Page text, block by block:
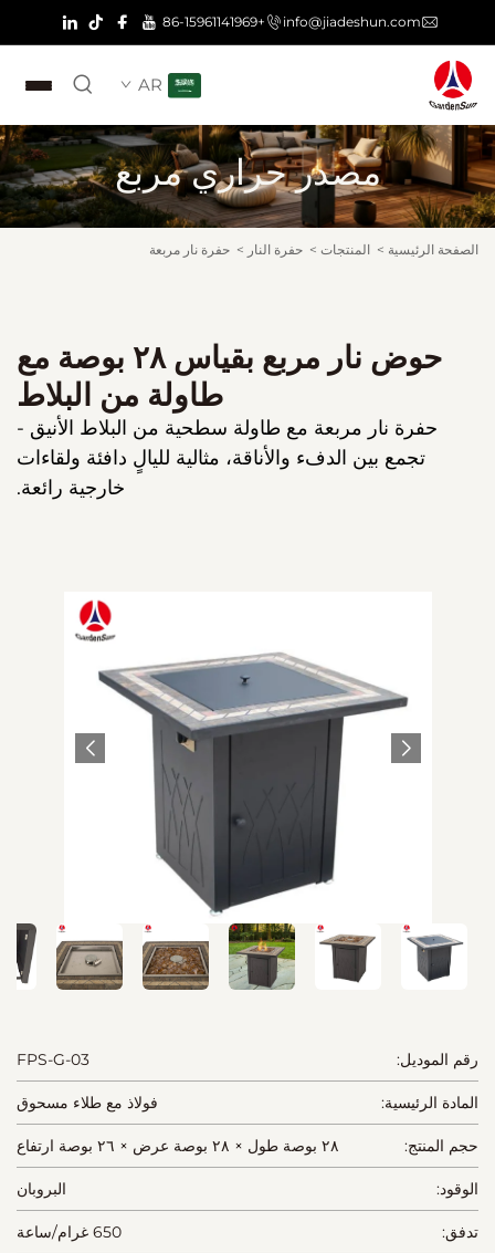
info@jiadeshun.com
+86-15961141969
AR
مصدر حراري مربع
الصفحة الرئيسية > المنتجات > حفرة النار > حفرة نار مربعة
حوض نار مربع بقياس ٢٨ بوصة مع
طاولة من البلاط
حفرة نار مربعة مع طاولة سطحية من البلاط الأنيق -
تجمع بين الدفء والأناقة، مثالية لليالٍ دافئة ولقاءات
خارجية رائعة.
رقم الموديل: FPS-G-03
المادة الرئيسية: فولاذ مع طلاء مسحوق
حجم المنتج: ٢٨ بوصة طول × ٢٨ بوصة عرض × ٢٦ بوصة ارتفاع
الوقود: البروبان
تدفق: 650 غرام/ساعة